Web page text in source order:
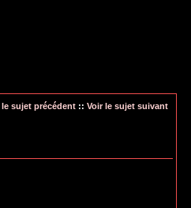
le sujet précédent :: Voir le sujet suivant